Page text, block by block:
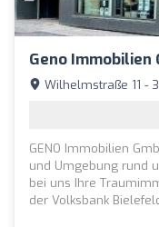
Geno Immobilien
Wilhelmstraße 11 -
GENO Immobilien
und Umgebung rund
bei uns Ihre
der Volksbank